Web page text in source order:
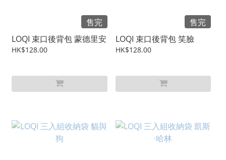
售完
LOQI 束口後背包 蒙德里安
HK$128.00
售完
LOQI 束口後背包 笑臉
HK$128.00